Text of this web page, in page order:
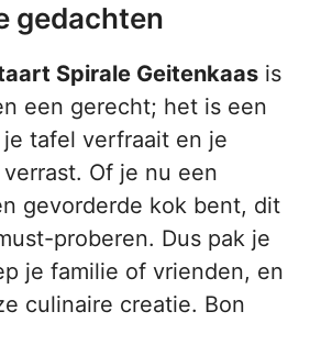
gedachten
Spirale Geitenkaas is
een gerecht; het is een
tafel verfraait en je
Of je nu een
gevorderde kok bent, dit
proberen. Dus pak je
je familie of vrienden, en
culinaire creatie. Bon